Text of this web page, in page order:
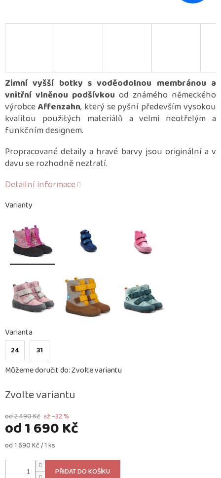
od 2 490 Kč až –32 %
od1 690 Kč
Měrná
od 1 690 Kč / 1 ks
Zvolte variantu
Varianty
Varianta
24 31
Můžeme doručit do:Zvolte variantu
PŘIDAT DO KOŠÍKU
Zimní vyšší botky s voděodolnou membránou a
vnitřní vlněnou podšívkou od známého německého
výrobce Affenzahn, který se pyšní především vysokou
kvalitou použitých materiálů a velmi neotřelým a
funkčním designem.
Propracované detaily a hravé barvy jsou originální a v
davu se rozhodně neztratí.
Detailní informace